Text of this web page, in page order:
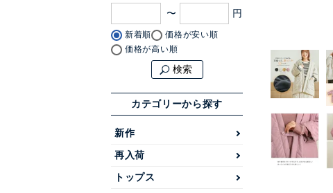
〜
新着順
価格が安い順
価格が高い順
検索
カテゴリーから探す
新作
再入荷
トップス